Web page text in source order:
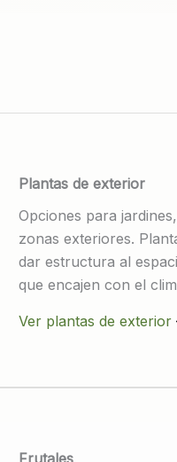
Plantas de exterior
Opciones para
zonas exteriores.
dar estructura al
que encajen con el
Ver plantas de exterior
Frutales